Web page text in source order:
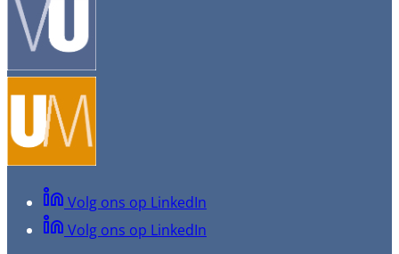
Volg ons op LinkedIn
Volg ons op LinkedIn